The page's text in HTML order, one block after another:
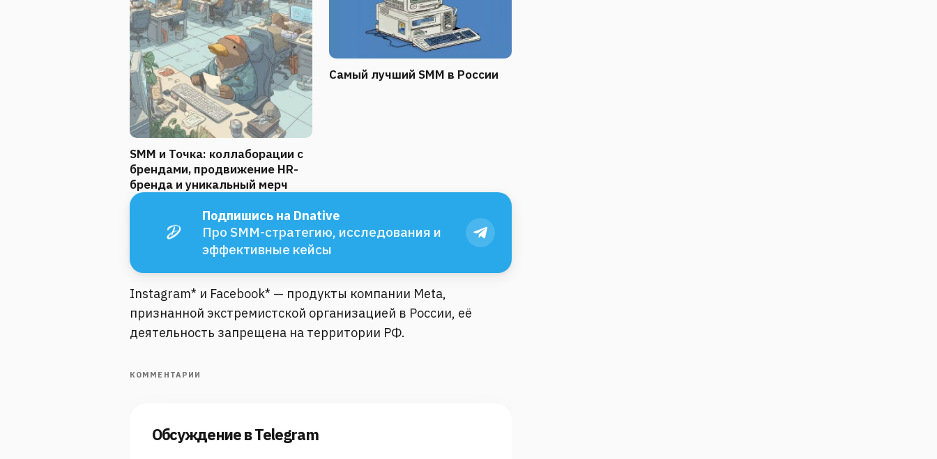
SMM и Точка: коллаборации с
брендами, продвижение HR-
бренда и уникальный мерч
Самый лучший SMM в России
Подпишись на Dnative
Про SMM-стратегию, исследования и
эффективные кейсы
Instagram* и Facebook* — продукты компании Meta,
признанной экстремистской организацией в России, её
деятельность запрещена на территории РФ.
КОММЕНТАРИИ
Обсуждение в Telegram